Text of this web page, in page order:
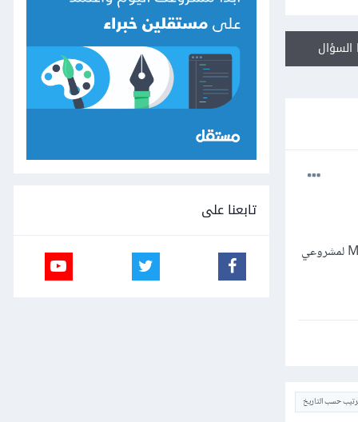
في مجال ريادة الاعمال تمر علينا العديد من المصطلحات أخرها كان سؤال من صديقي أمريكي، سألني هل قمت بعمل MVP لمشروعي
حسب التاريخ
تابعنا على